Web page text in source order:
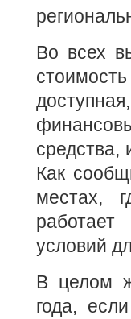
Во всех
средства,
Как
местах,
условий
В целом
года,